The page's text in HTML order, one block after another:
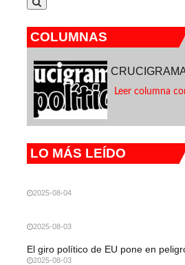
COLUMNAS
Leer columna
LO MÁS LEÍDO
2025-08-04
2025-08-03
El giro político de EU pone en
2025-08-03